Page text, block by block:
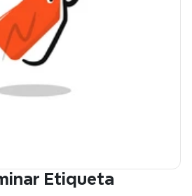
Etiqueta